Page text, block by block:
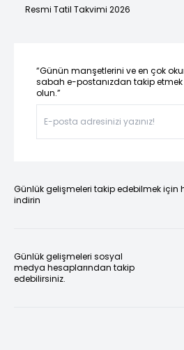
Resmi Tatil Takvimi 2026
“Günün manşetlerini ve en çok
sabah e-postanızdan takip
olun.”
Günlük gelişmeleri takip edebilmek için
indirin
Günlük gelişmeleri sosyal
medya hesaplarından takip
edebilirsiniz.